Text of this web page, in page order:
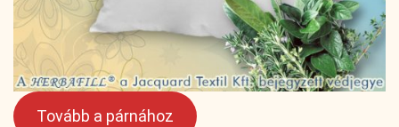
Tovább a párnához